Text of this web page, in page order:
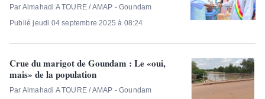
Par Almahadi A TOURE / AMAP - Goundam
Publié jeudi 04 septembre 2025 à 08:24
Crue du marigot de Goundam : Le «oui,
mais» de la population
Par Almahadi A TOURE / AMAP - Goundam